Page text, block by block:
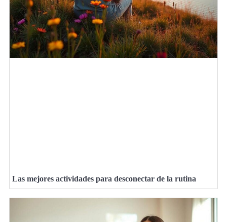
Las mejores actividades para desconectar de la rutina